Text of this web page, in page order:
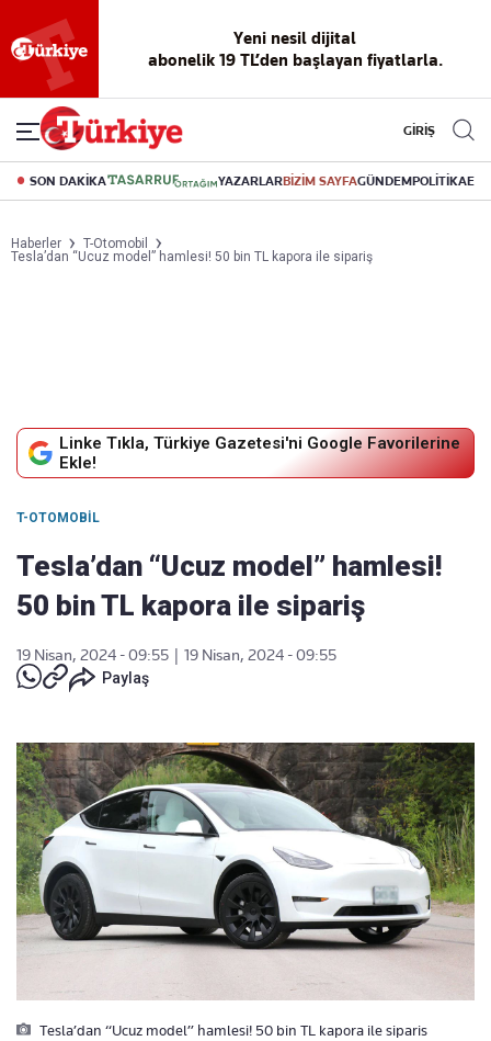
Yeni nesil dijital
abonelik 19 TL’den başlayan fiyatlarla.
GİRİŞ
SON DAKİKA YAZARLARBİZİM SAYFAGÜNDEMPOLİTİKA
Haberler
T-Otomobil
Tesla’dan “Ucuz model” hamlesi! 50 bin TL kapora ile sipariş
Linke Tıkla, Türkiye Gazetesi'ni Google Favorilerine
Ekle!
T-OTOMOBIL
Tesla’dan “Ucuz model” hamlesi!
50 bin TL kapora ile sipariş
19 Nisan, 2024 - 09:55
19 Nisan, 2024 - 09:55
Paylaş
Tesla’dan “Ucuz model” hamlesi! 50 bin TL kapora ile siparis